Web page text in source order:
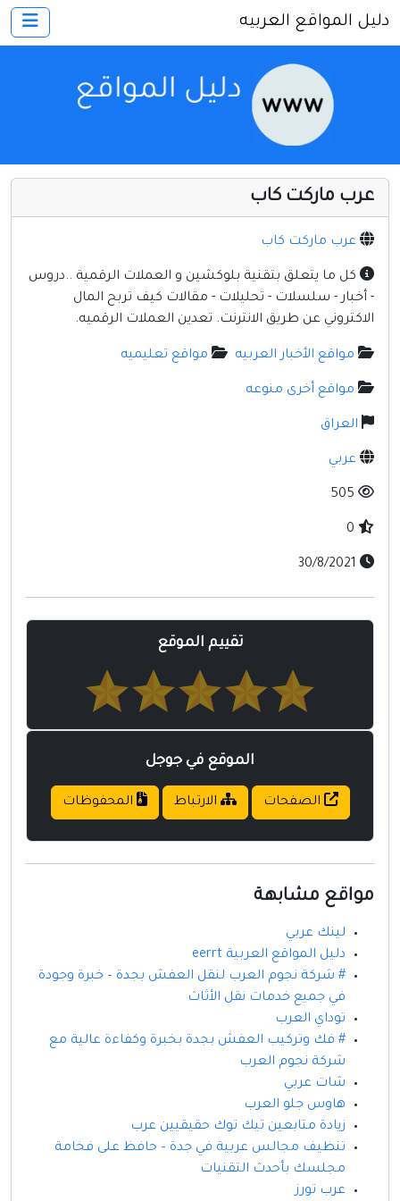
اتصل بنا
الأسرة والترفيه
كمبيوتر وبرامج
دليل المواقع العربيه
عرب ماركت كاب
عرب ماركت كاب
كل ما يتعلق بتقنية بلوكشين و العملات الرقمية ..دروس
- أخبار - سلسلات - تحليلات - مقالات كيف تربح المال
الاكتروني عن طريق الانترنت. تعدين العملات الرقميه.
مواقع الأخبار العربيه مواقع تعليميه
مواقع أخرى منوعه
العراق
عربي
تقييم الموقع
الموقع في جوجل
الصفحات الارتباط المحفوظات
مواقع مشابهة
لينك عربي
دليل المواقع العربية eerrt
# شركة نجوم العرب لنقل العفش بجدة – خبرة وجودة
في جميع خدمات نقل الأثاث
توداي العرب
# فك وتركيب العفش بجدة بخبرة وكفاءة عالية مع
شركة نجوم العرب
شات عربي
هاوس جلو العرب
زيادة متابعين تيك توك حقيقيين عرب
تنظيف مجالس عربية في جدة – حافظ على فخامة
مجلسك بأحدث التقنيات
عرب تورز